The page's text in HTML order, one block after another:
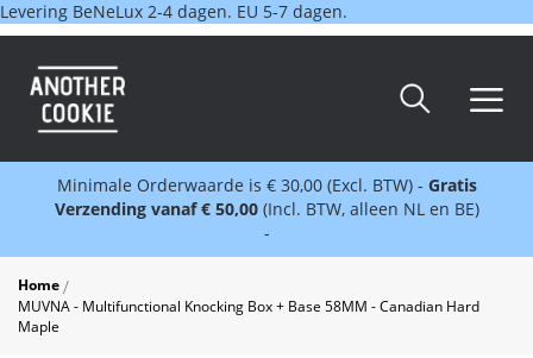
Levering BeNeLux 2-4 dagen. EU 5-7 dagen.
Minimale Orderwaarde is € 30,00 (Excl. BTW) - Gratis
Verzending vanaf € 50,00 (Incl. BTW, alleen NL en BE)
-
Home
MUVNA - Multifunctional Knocking Box + Base 58MM - Canadian Hard
Maple